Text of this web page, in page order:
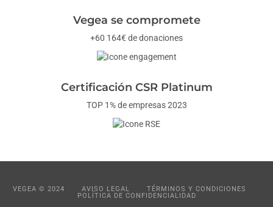
Vegea se compromete
+60 164€ de donaciones
Certificación CSR Platinum
TOP 1% de empresas 2023
VEGEA © 2024 AVISO LEGAL
TÉRMINOS Y CONDICIONES
POLÍTICA DE CONFIDENCIALIDAD